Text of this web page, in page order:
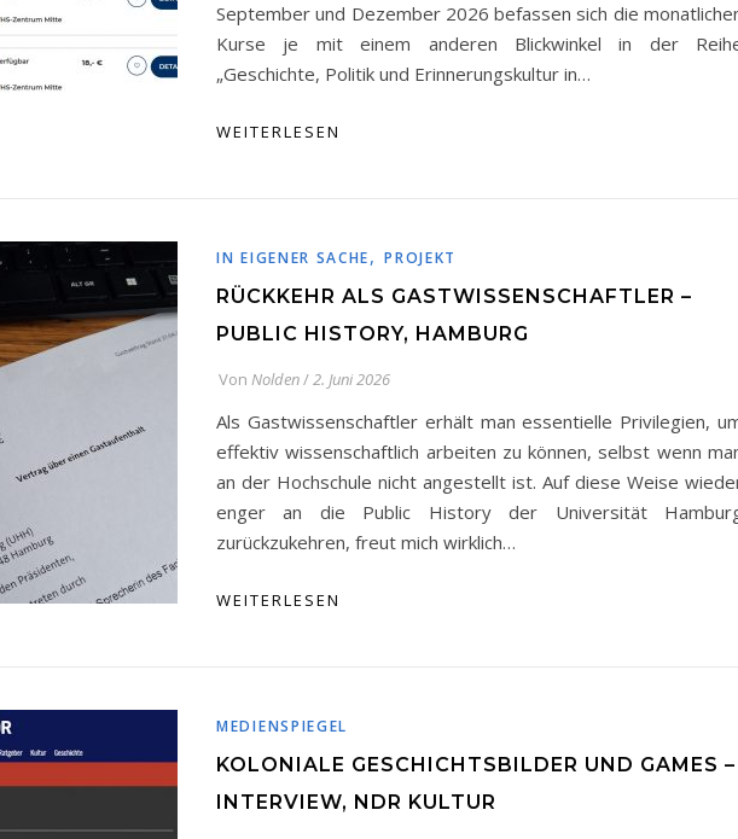
September und Dezember 2026 befassen sich die
Kurse je mit einem anderen Blickwinkel in der
„Geschichte, Politik und Erinnerungskultur in…
WEITERLESEN
IN EIGENER SACHE,PROJEKT
RÜCKKEHR ALS GASTWISSENSCHAFTLER –
PUBLIC HISTORY, HAMBURG
Von Nolden/2. Juni 2026
Als Gastwissenschaftler erhält man essentielle Privilegien,
effektiv wissenschaftlich arbeiten zu können, selbst wenn
an der Hochschule nicht angestellt ist. Auf diese Weise
enger an die Public History der Universität
zurückzukehren, freut mich wirklich…
WEITERLESEN
MEDIENSPIEGEL
KOLONIALE GESCHICHTSBILDER UND GAMES –
INTERVIEW, NDR KULTUR